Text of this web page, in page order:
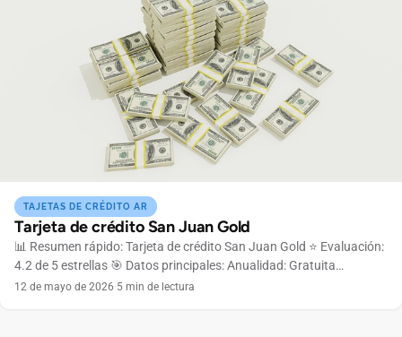
TAJETAS DE CRÉDITO AR
Tarjeta de crédito San Juan Gold
📊 Resumen rápido: Tarjeta de crédito San Juan Gold ⭐ Evaluación:
4.2 de 5 estrellas 🎯 Datos principales: Anualidad: Gratuita
Bandera: Mastercard Límite: Desde $50,000 (según análisis de
12 de mayo de 2026·5 min de lectura